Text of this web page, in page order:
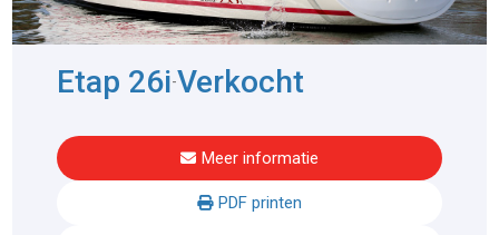
Etap 26i-Verkocht
Meer informatie
PDF printen